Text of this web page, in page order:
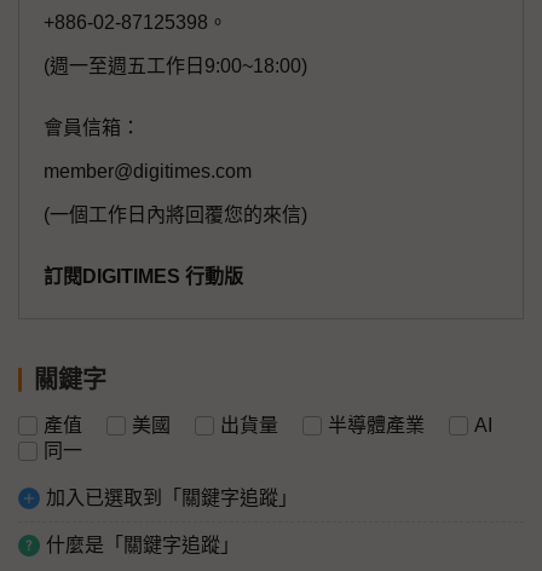
+886-02-87125398。
(週一至週五工作日9:00~18:00)
會員信箱：
member@digitimes.com
(一個工作日內將回覆您的來信)
訂閱DIGITIMES 行動版
關鍵字
產值 美國 出貨量 半導體產業
AI
同一
加入已選取到「關鍵字追蹤」
什麼是「關鍵字追蹤」